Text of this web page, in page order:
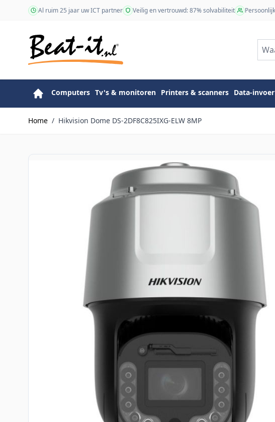
Ga naar de inhoudAl ruim 25 jaar uw ICT partner Veilig en vertrouwd: 87% solvabiliteit
Computers Tv's & monitoren Printers & scanners Data-invoer
Home / Hikvision Dome DS-2DF8C825IXG-ELW 8MP